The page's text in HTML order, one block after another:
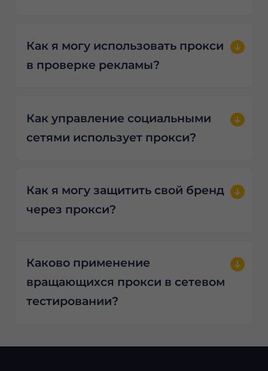
Как я могу использовать прокси
в проверке рекламы?
Как управление социальными
сетями использует прокси?
Как я могу защитить свой бренд
через прокси?
Каково применение
вращающихся прокси в сетевом
тестировании?